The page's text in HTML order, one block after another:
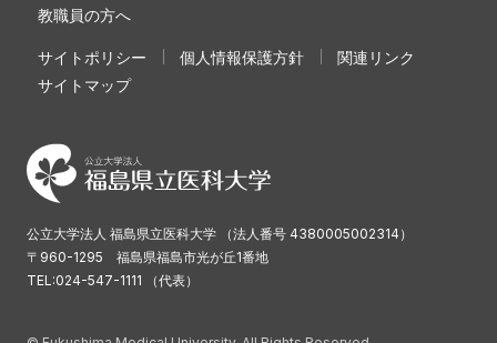
教職員の方へ
サイトポリシー 個人情報保護方針
関連リンク
サイトマップ
公立大学法人 福島県立医科大学 （法人番号 4380005002314）
〒960-1295 福島県福島市光が丘1番地
TEL:024-547-1111 （代表）